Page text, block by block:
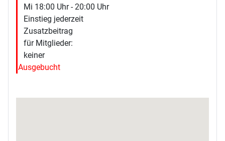
Mi 18:00 Uhr - 20:00 Uhr
Einstieg jederzeit
Zusatzbeitrag
für Mitglieder:
keiner
Ausgebucht